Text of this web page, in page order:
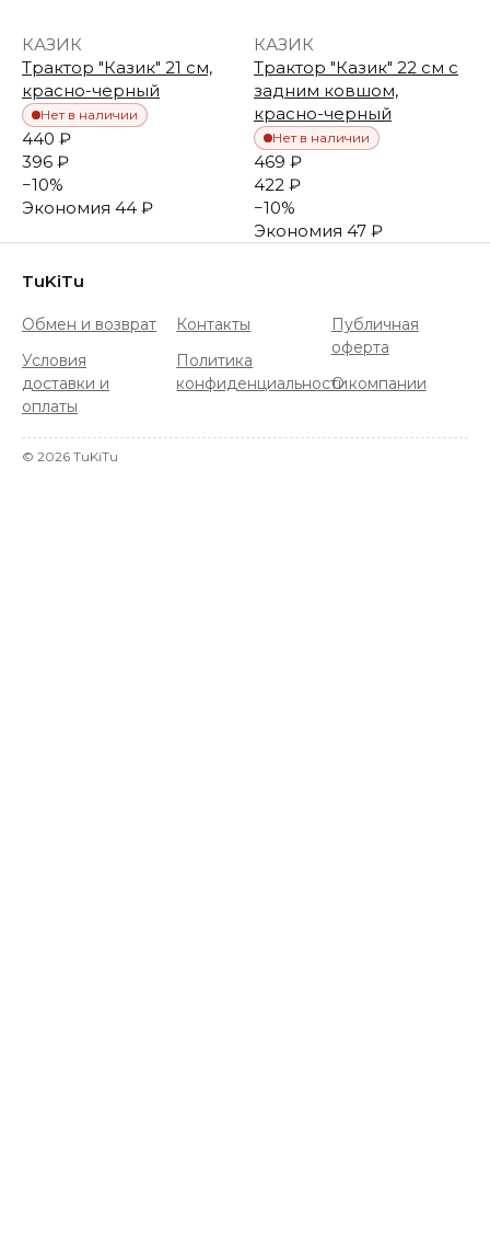
КАЗИК
Трактор "Казик" 21 см,
красно-черный
Нет в наличии
440 ₽
396 ₽
−10%
Экономия 44 ₽
КАЗИК
Трактор "Казик" 22 см с
задним ковшом,
красно-черный
Нет в наличии
469 ₽
422 ₽
−10%
Экономия 47 ₽
TuKiTu
Обмен и возврат
Условия
доставки и
оплаты
Контакты
Политика
конфиденциальности
Публичная
оферта
О компании
© 2026 TuKiTu